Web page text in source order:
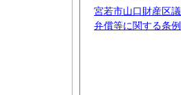
宮若市山口財産区
弁償等に関する条例